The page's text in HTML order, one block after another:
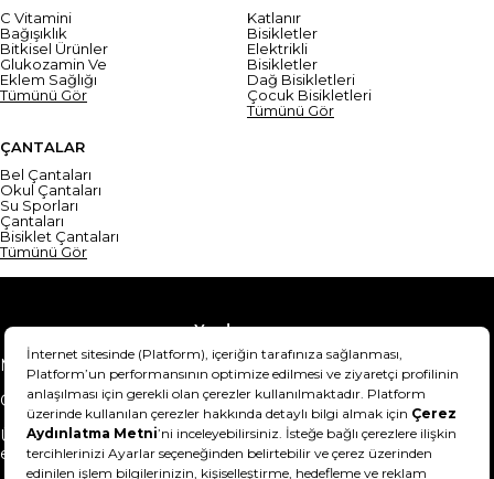
C Vitamini
Bağışıklık
Bitkisel Ürünler
Glukozamin Ve
Eklem Sağlığı
Tümünü Gör
Katlanır
Bisikletler
Elektrikli
Bisikletler
Dağ Bisikletleri
Çocuk Bisikletleri
Tümünü Gör
ÇANTALAR
Bel Çantaları
Okul Çantaları
Su Sporları
Çantaları
Bisiklet Çantaları
Tümünü Gör
Yardım
Mesafeli Satış Sözleşmesi
Teslimat Bilgisi
Gizlilik Sözleşmesi
Şartlar & Koşullar
Ürünümü nasıl iade
edebilirim?
Hakkımızda